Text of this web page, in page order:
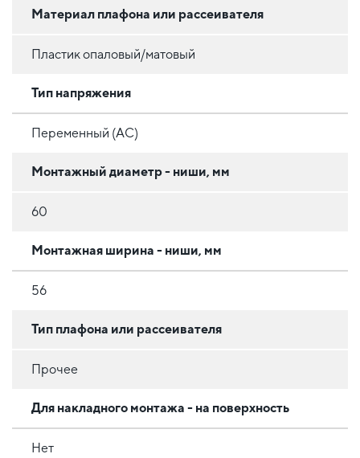
Материал плафона или рассеивателя
Пластик опаловый/матовый
Тип напряжения
Переменный (AC)
Монтажный диаметр - ниши, мм
60
Монтажная ширина - ниши, мм
56
Тип плафона или рассеивателя
Прочее
Для накладного монтажа - на поверхность
Нет